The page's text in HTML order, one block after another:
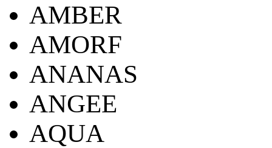
AMBER
AMORF
ANANAS
ANGEE
AQUA